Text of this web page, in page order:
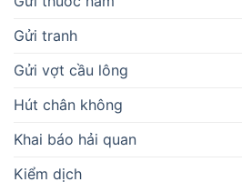
Gửi tranh
Gửi vợt cầu lông
Hút chân không
Khai báo hải quan
Kiểm dịch